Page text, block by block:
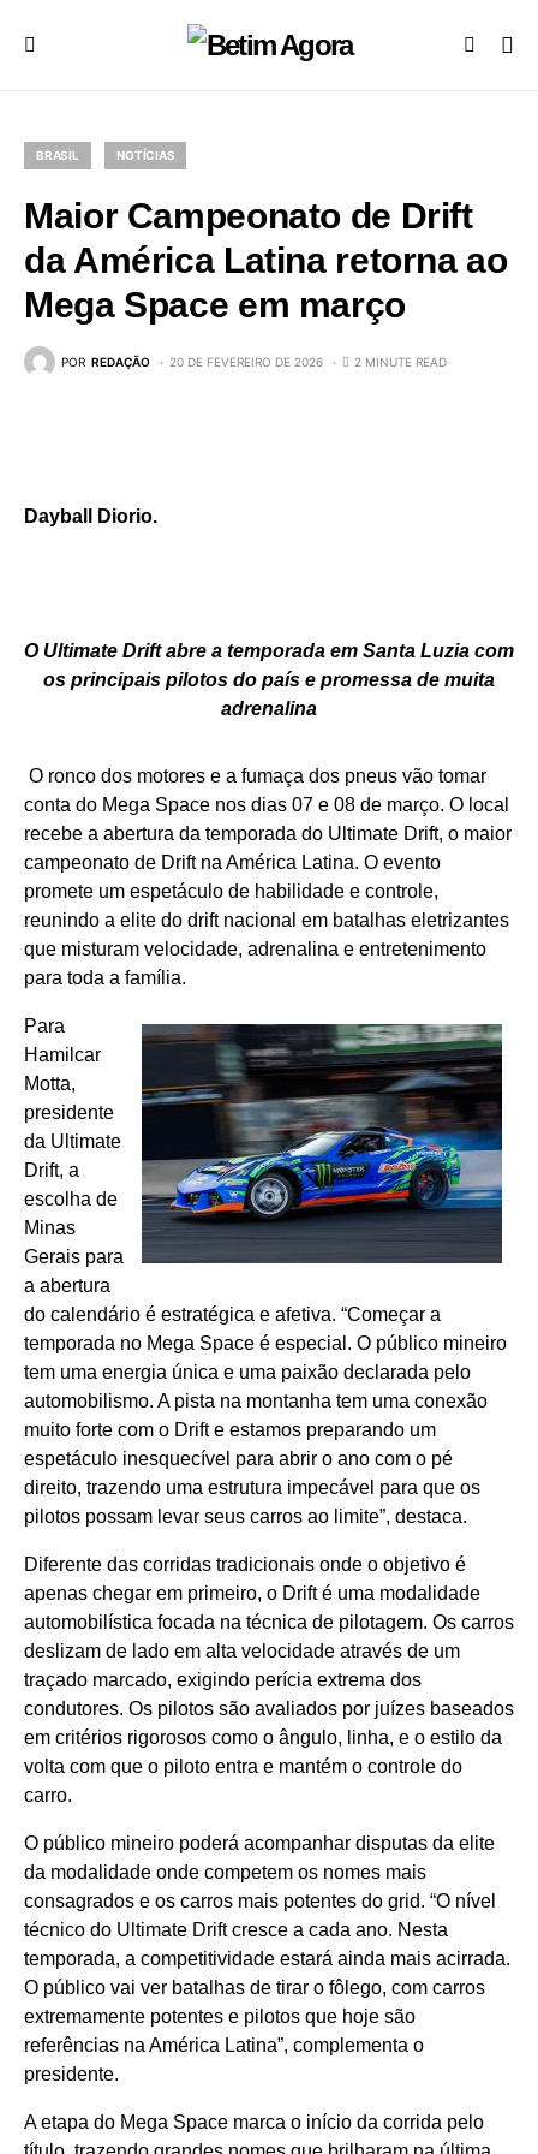
BRASIL NOTÍCIAS
Maior Campeonato de Drift
da América Latina retorna ao
Mega Space em março
POR REDAÇÃO 20 DE FEVEREIRO DE 2026 2 MINUTE READ
Dayball Diorio.
O Ultimate Drift abre a temporada em Santa Luzia com
os principais pilotos do país e promessa de muita
adrenalina
O ronco dos motores e a fumaça dos pneus vão tomar
conta do Mega Space nos dias 07 e 08 de março. O local
recebe a abertura da temporada do Ultimate Drift, o maior
campeonato de Drift na América Latina. O evento
promete um espetáculo de habilidade e controle,
reunindo a elite do drift nacional em batalhas eletrizantes
que misturam velocidade, adrenalina e entretenimento
para toda a família.
Para
Hamilcar
Motta,
presidente
da Ultimate
Drift, a
escolha de
Minas
Gerais para
a abertura
do calendário é estratégica e afetiva. “Começar a
temporada no Mega Space é especial. O público mineiro
tem uma energia única e uma paixão declarada pelo
automobilismo. A pista na montanha tem uma conexão
muito forte com o Drift e estamos preparando um
espetáculo inesquecível para abrir o ano com o pé
direito, trazendo uma estrutura impecável para que os
pilotos possam levar seus carros ao limite”, destaca.
Diferente das corridas tradicionais onde o objetivo é
apenas chegar em primeiro, o Drift é uma modalidade
automobilística focada na técnica de pilotagem. Os carros
deslizam de lado em alta velocidade através de um
traçado marcado, exigindo perícia extrema dos
condutores. Os pilotos são avaliados por juízes baseados
em critérios rigorosos como o ângulo, linha, e o estilo da
volta com que o piloto entra e mantém o controle do
carro.
O público mineiro poderá acompanhar disputas da elite
da modalidade onde competem os nomes mais
consagrados e os carros mais potentes do grid. “O nível
técnico do Ultimate Drift cresce a cada ano. Nesta
temporada, a competitividade estará ainda mais acirrada.
O público vai ver batalhas de tirar o fôlego, com carros
extremamente potentes e pilotos que hoje são
referências na América Latina”, complementa o
presidente.
A etapa do Mega Space marca o início da corrida pelo